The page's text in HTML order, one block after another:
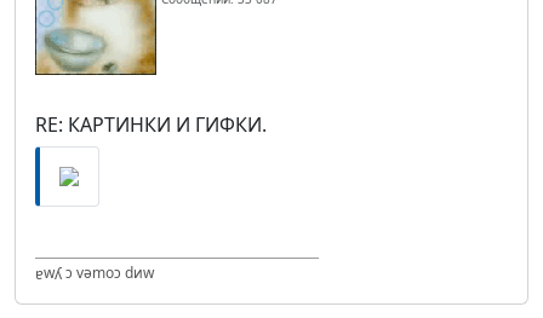
RE: КАРТИНКИ И ГИФКИ.
ɐwʎ ɔ vǝmоɔ dиw